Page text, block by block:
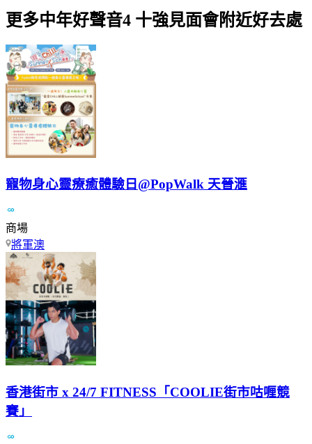
更多中年好聲音4 十強見面會附近好去處
寵物身心靈療癒體驗日@PopWalk 天晉滙
商場
將軍澳
香港街市 x 24/7 FITNESS「COOLIE街市咕喱競
賽」